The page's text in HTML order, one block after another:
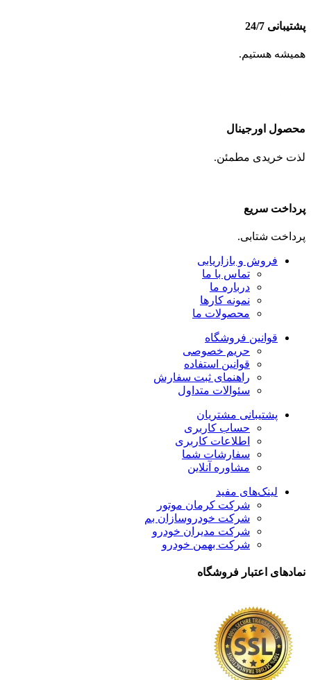
پشتیبانی 24/7
همیشه هستیم.
محصول اورجینال
لذت خریدی مطمئن.
پرداخت سریع
پرداخت شتابی.
فروش و بازاریابی
تماس با ما
درباره ما
نمونه کارها
محصولات ما
قوانین فروشگاه
حریم خصوصی
قوانین استفاده
راهنمای ثبت سفارش
سئوالات متداول
پشتیبانی مشتریان
حساب کاربری
اطلاعات کاربری
سفارشات شما
مشاوره آنلاین
لینک‌های مفید
شرکت کرمان موتور
شرکت خودروسازان بم
شرکت مدیران خودرو
شرکت بهمن خودرو
نمادهای اعتبار فروشگاه